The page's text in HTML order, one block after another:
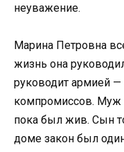
неуважение.
Марина Петровна
жизнь она
руководит армией —
компромиссов. Муж
пока был жив. Сын
доме закон был